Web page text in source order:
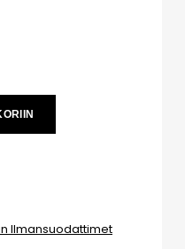
Ilmansuodattimet